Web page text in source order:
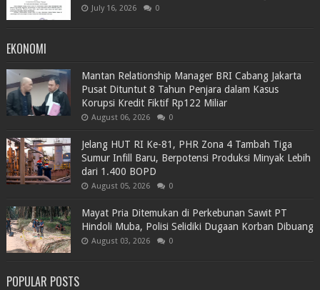
July 16, 2026 0
EKONOMI
Mantan Relationship Manager BRI Cabang Jakarta
Pusat Dituntut 8 Tahun Penjara dalam Kasus
Korupsi Kredit Fiktif Rp122 Miliar
August 06, 2026 0
Jelang HUT RI Ke-81, PHR Zona 4 Tambah Tiga
Sumur Infill Baru, Berpotensi Produksi Minyak Lebih
dari 1.400 BOPD
August 05, 2026 0
Mayat Pria Ditemukan di Perkebunan Sawit PT
Hindoli Muba, Polisi Selidiki Dugaan Korban Dibuang
August 03, 2026 0
POPULAR POSTS